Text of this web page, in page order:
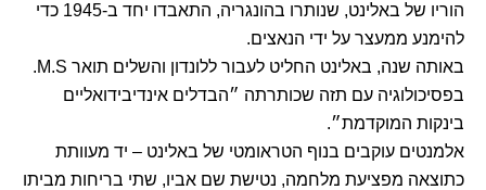
הוריו של באלינט, שנותרו בהונגריה, התאבדו יחד ב-1945 כדי
להימנע ממעצר על ידי הנאצים.
באותה שנה, באלינט החליט לעבור ללונדון והשלים תואר M.S.
בפסיכולוגיה עם תזה שכותרתה ״הבדלים אינדיבידואליים
בינקות המוקדמת״.
אלמנטים עוקבים בנוף הטראומטי של באלינט – יד מעוותת
כתוצאה מפציעת מלחמה, נטישת שם אביו, שתי בריחות מביתו